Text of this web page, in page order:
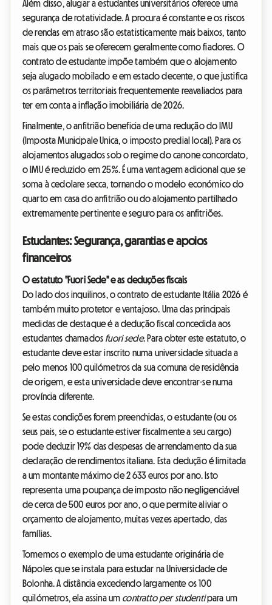
Além disso, alugar a estudantes universitários oferece uma
segurança de rotatividade. A procura é constante e os riscos
de rendas em atraso são estatisticamente mais baixos, tanto
mais que os pais se oferecem geralmente como fiadores. O
contrato de estudante impõe também que o alojamento
seja alugado mobilado e em estado decente, o que justifica
os parâmetros territoriais frequentemente reavaliados para
ter em conta a inflação imobiliária de 2026.
Finalmente, o anfitrião beneficia de uma redução do IMU
(Imposta Municipale Unica, o imposto predial local). Para os
alojamentos alugados sob o regime do canone concordato,
o IMU é reduzido em 25%. É uma vantagem adicional que se
soma à cedolare secca, tornando o modelo económico do
quarto em casa do anfitrião ou do alojamento partilhado
extremamente pertinente e seguro para os anfitriões.
Estudantes: Segurança, garantias e apoios
financeiros
O estatuto "Fuori Sede" e as deduções fiscais
Do lado dos inquilinos, o contrato de estudante Itália 2026 é
também muito protetor e vantajoso. Uma das principais
medidas de destaque é a dedução fiscal concedida aos
estudantes chamados fuori sede. Para obter este estatuto, o
estudante deve estar inscrito numa universidade situada a
pelo menos 100 quilómetros da sua comuna de residência
de origem, e esta universidade deve encontrar-se numa
província diferente.
Se estas condições forem preenchidas, o estudante (ou os
seus pais, se o estudante estiver fiscalmente a seu cargo)
pode deduzir 19% das despesas de arrendamento da sua
declaração de rendimentos italiana. Esta dedução é limitada
a um montante máximo de 2 633 euros por ano. Isto
representa uma poupança de imposto não negligenciável
de cerca de 500 euros por ano, o que permite aliviar o
orçamento de alojamento, muitas vezes apertado, das
famílias.
Tomemos o exemplo de uma estudante originária de
Nápoles que se instala para estudar na Universidade de
Bolonha. A distância excedendo largamente os 100
quilómetros, ela assina um contratto per studentipara um